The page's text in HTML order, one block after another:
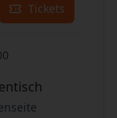
Tickets